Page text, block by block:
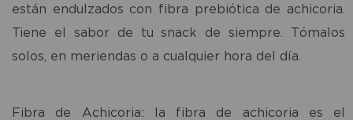
están endulzados con fibra prebiótica de achicoria.
Tiene el sabor de tu snack de siempre. Tómalos
solos, en meriendas o a cualquier hora del día.
Fibra de Achicoria: la fibra de achicoria es el